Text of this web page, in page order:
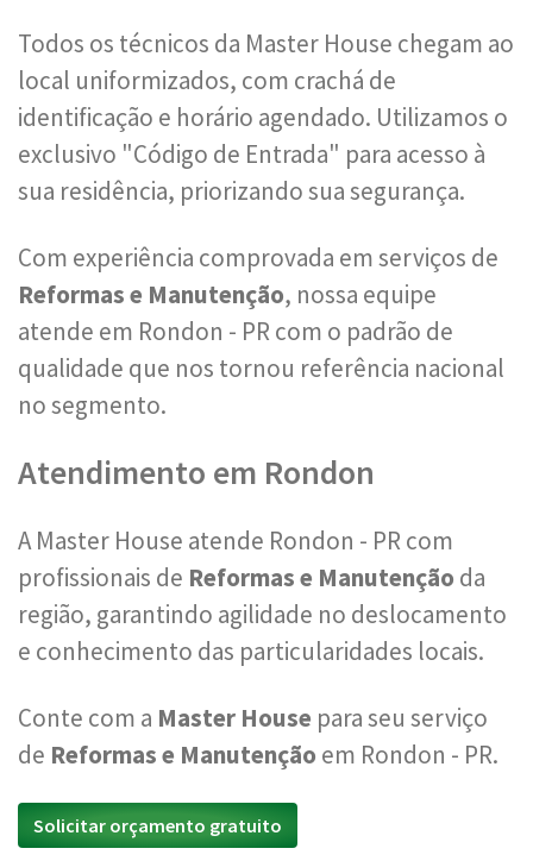
Todos os técnicos da Master House chegam ao
local uniformizados, com crachá de
identificação e horário agendado. Utilizamos o
exclusivo "Código de Entrada" para acesso à
sua residência, priorizando sua segurança.
Com experiência comprovada em serviços de
Reformas e Manutenção, nossa equipe
atende em Rondon - PR com o padrão de
qualidade que nos tornou referência nacional
no segmento.
Atendimento em Rondon
A Master House atende Rondon - PR com
profissionais de Reformas e Manutenção da
região, garantindo agilidade no deslocamento
e conhecimento das particularidades locais.
Conte com a Master House para seu serviço
de Reformas e Manutenção em Rondon - PR.
Solicitar orçamento gratuito